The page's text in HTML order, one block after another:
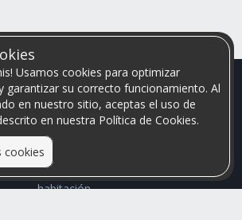
Usamos cookies para optimizar
garantizar su correcto funcionamiento. Al
en nuestro sitio, aceptas el uso de
en nuestra Política de Cookies.
cookies
que arriendan con las que buscan una
habitación